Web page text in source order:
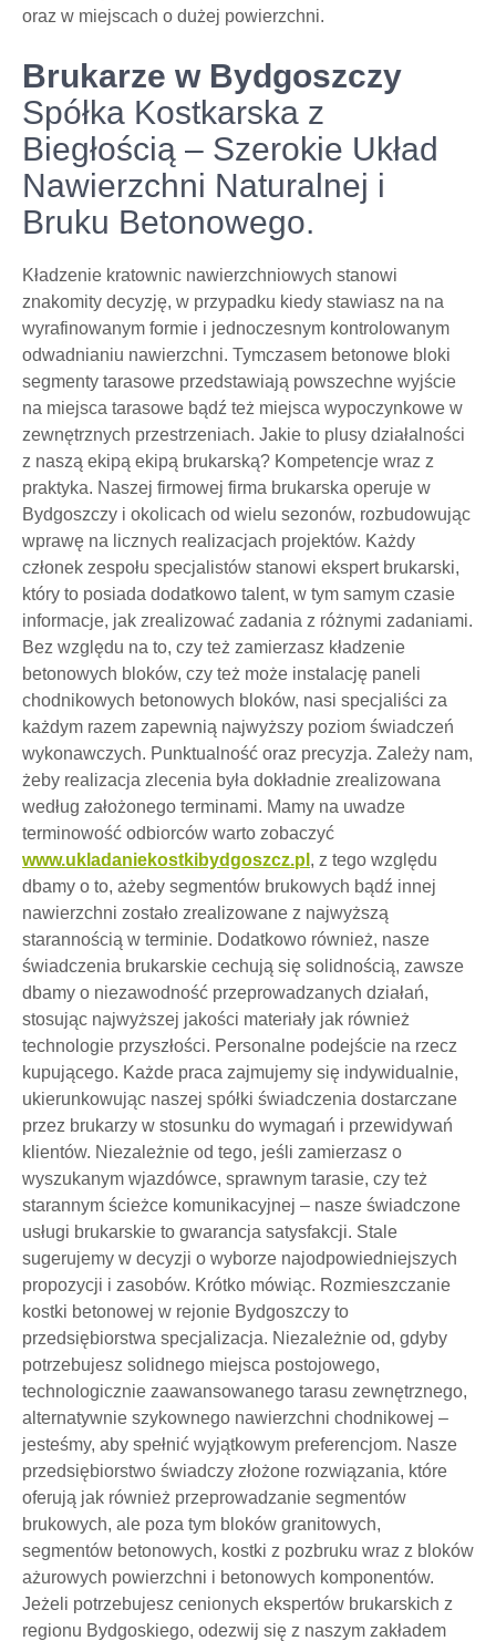
oraz w miejscach o dużej powierzchni.
Brukarze w Bydgoszczy
Spółka Kostkarska z
Biegłością – Szerokie Układ
Nawierzchni Naturalnej i
Bruku Betonowego.
Kładzenie kratownic nawierzchniowych stanowi
znakomity decyzję, w przypadku kiedy stawiasz na na
wyrafinowanym formie i jednoczesnym kontrolowanym
odwadnianiu nawierzchni. Tymczasem betonowe bloki
segmenty tarasowe przedstawiają powszechne wyjście
na miejsca tarasowe bądź też miejsca wypoczynkowe w
zewnętrznych przestrzeniach. Jakie to plusy działalności
z naszą ekipą ekipą brukarską? Kompetencje wraz z
praktyka. Naszej firmowej firma brukarska operuje w
Bydgoszczy i okolicach od wielu sezonów, rozbudowując
wprawę na licznych realizacjach projektów. Każdy
członek zespołu specjalistów stanowi ekspert brukarski,
który to posiada dodatkowo talent, w tym samym czasie
informacje, jak zrealizować zadania z różnymi zadaniami.
Bez względu na to, czy też zamierzasz kładzenie
betonowych bloków, czy też może instalację paneli
chodnikowych betonowych bloków, nasi specjaliści za
każdym razem zapewnią najwyższy poziom świadczeń
wykonawczych. Punktualność oraz precyzja. Zależy nam,
żeby realizacja zlecenia była dokładnie zrealizowana
według założonego terminami. Mamy na uwadze
terminowość odbiorców warto zobaczyć
www.ukladaniekostkibydgoszcz.pl , z tego względu
dbamy o to, ażeby segmentów brukowych bądź innej
nawierzchni zostało zrealizowane z najwyższą
starannością w terminie. Dodatkowo również, nasze
świadczenia brukarskie cechują się solidnością, zawsze
dbamy o niezawodność przeprowadzanych działań,
stosując najwyższej jakości materiały jak również
technologie przyszłości. Personalne podejście na rzecz
kupującego. Każde praca zajmujemy się indywidualnie,
ukierunkowując naszej spółki świadczenia dostarczane
przez brukarzy w stosunku do wymagań i przewidywań
klientów. Niezależnie od tego, jeśli zamierzasz o
wyszukanym wjazdówce, sprawnym tarasie, czy też
starannym ścieżce komunikacyjnej – nasze świadczone
usługi brukarskie to gwarancja satysfakcji. Stale
sugerujemy w decyzji o wyborze najodpowiedniejszych
propozycji i zasobów. Krótko mówiąc. Rozmieszczanie
kostki betonowej w rejonie Bydgoszczy to
przedsiębiorstwa specjalizacja. Niezależnie od, gdyby
potrzebujesz solidnego miejsca postojowego,
technologicznie zaawansowanego tarasu zewnętrznego,
alternatywnie szykownego nawierzchni chodnikowej –
jesteśmy, aby spełnić wyjątkowym preferencjom. Nasze
przedsiębiorstwo świadczy złożone rozwiązania, które
oferują jak również przeprowadzanie segmentów
brukowych, ale poza tym bloków granitowych,
segmentów betonowych, kostki z pozbruku wraz z bloków
ażurowych powierzchni i betonowych komponentów.
Jeżeli potrzebujesz cenionych ekspertów brukarskich z
regionu Bydgoskiego, odezwij się z naszym zakładem